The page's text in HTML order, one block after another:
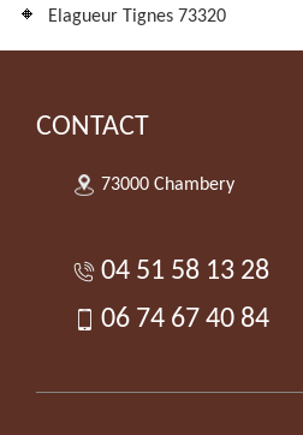
Elagueur Tignes 73320
CONTACT
73000 Chambery
04 51 58 13 28
06 74 67 40 84